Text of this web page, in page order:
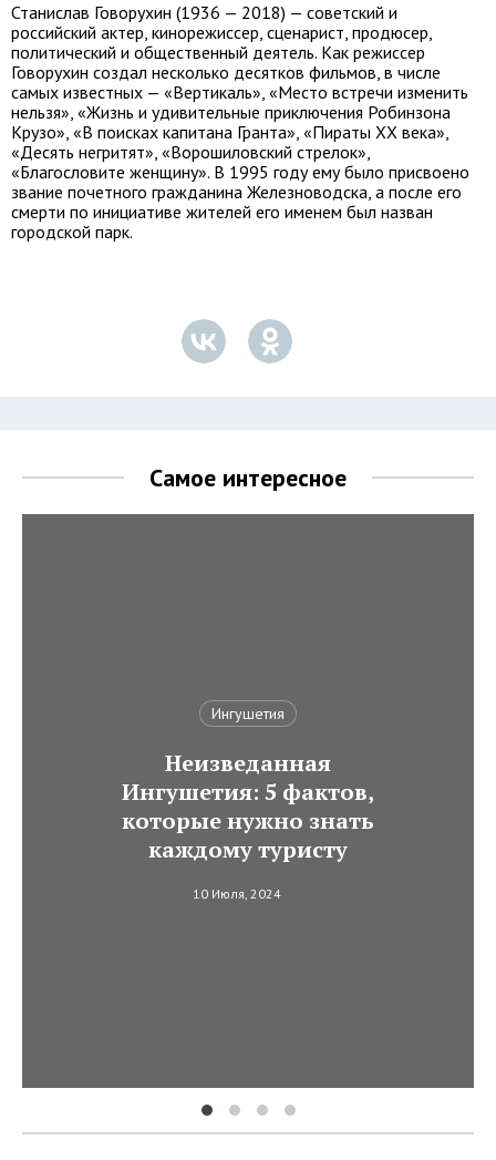
Станислав Говорухин (1936 — 2018) — советский и
российский актер, кинорежиссер, сценарист, продюсер,
политический и общественный деятель. Как режиссер
Говорухин создал несколько десятков фильмов, в числе
самых известных — «Вертикаль», «Место встречи изменить
нельзя», «Жизнь и удивительные приключения Робинзона
Крузо», «В поисках капитана Гранта», «Пираты XX века»,
«Десять негритят», «Ворошиловский стрелок»,
«Благословите женщину». В 1995 году ему было присвоено
звание почетного гражданина Железноводска, а после его
смерти по инициативе жителей его именем был назван
городской парк.
Самое интересное
Ингушетия
Неизведанная
Ингушетия: 5 фактов,
которые нужно знать
каждому туристу
10 Июля, 2024